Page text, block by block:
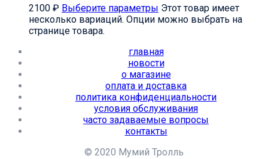
2100 ₽ Выберите параметры Этот товар имеет
несколько вариаций. Опции можно выбрать на
странице товара.
главная
новости
о магазине
оплата и доставка
политика конфиденциальности
условия обслуживания
часто задаваемые вопросы
контакты
© 2020 Мумий Тролль